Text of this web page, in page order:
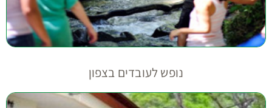
נופש לעובדים בצפון